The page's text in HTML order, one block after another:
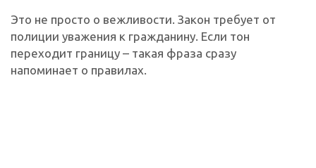
Это не просто о вежливости. Закон требует от
полиции уважения к гражданину. Если тон
переходит границу – такая фраза сразу
напоминает о правилах.